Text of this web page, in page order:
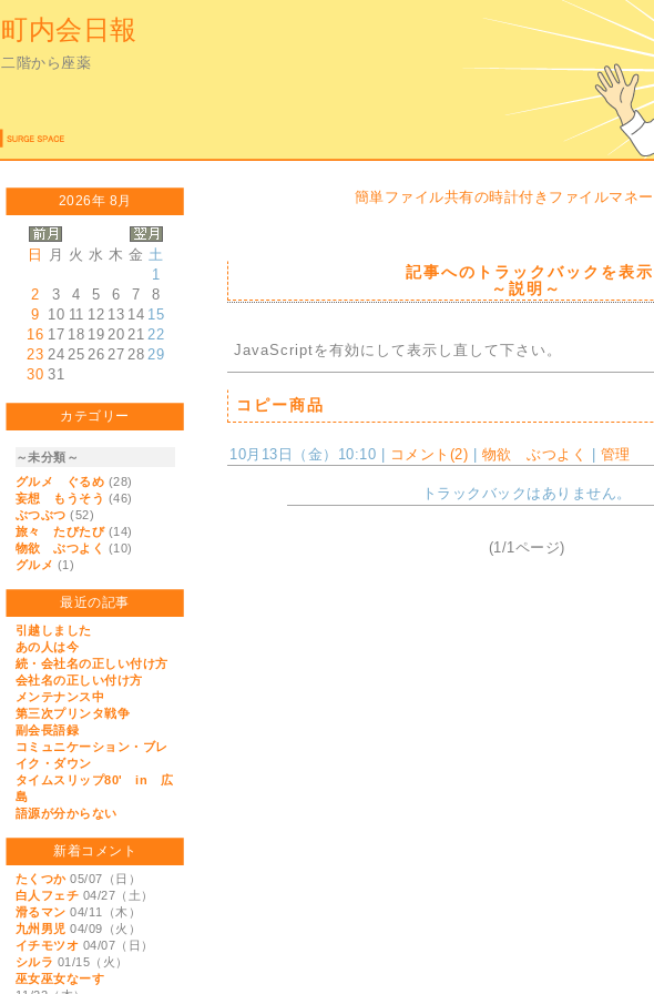
町内会日報
二階から座薬
2026年 8月
日 月 火 水 木 金 土
1
2
3 4 5 6 7
8
9 10 11 12 13 14 15
16 17 18 19 20 21 22
23 24 25 26 27 28 29
30 31
カテゴリー
～未分類～
グルメ ぐるめ (28)
妄想 もうそう (46)
ぶつぶつ (52)
旅々 たびたび (14)
物欲 ぶつよく (10)
グルメ (1)
最近の記事
引越しました
あの人は今
続・会社名の正しい付け方
会社名の正しい付け方
メンテナンス中
第三次プリンタ戦争
副会長語録
コミュニケーション・ブレ
イク・ダウン
タイムスリップ80' in 広
島
語源が分からない
新着コメント
たくつか05/07（日）
白人フェチ 04/27（土）
滑るマン 04/11（木）
九州男児 04/09（火）
イチモツオ 04/07（日）
シルラ 01/15（火）
巫女巫女なーす
簡単ファイル共有の時計付きファイルマネ
記事へのトラックバックを表示
～説明～
JavaScriptを有効にして表示し直して下さい。
コピー商品
10月13日（金）10:10 | コメント(2) 物欲 ぶつよく 管理
トラックバックはありません。
(1/1ページ)